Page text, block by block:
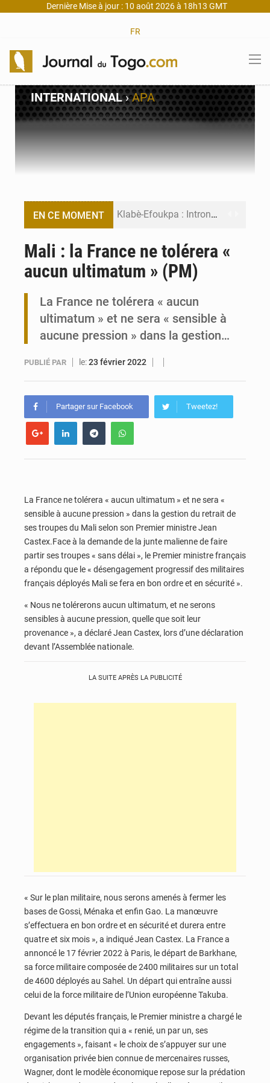
Dernière Mise à jour : 10 août 2026 à 18h13 GMT
FR
INTERNATIONAL›APA
EN CE MOMENT Klabè-Efoukpa : Intronisation du chef Oloukè Kossi Agbéko Okpokou V
Syrie : Explosion mortelle sur un minibus à Jaramana (Damas)
Mali : la France ne tolérera «
aucun ultimatum » (PM)
La France ne tolérera « aucun
ultimatum » et ne sera « sensible à
aucune pression » dans la gestion…
PUBLIÉ PAR le:23 février 2022
Partager sur Facebook Tweetez!
La France ne tolérera « aucun ultimatum » et ne sera «
sensible à aucune pression » dans la gestion du retrait de
ses troupes du Mali selon son Premier ministre Jean
Castex.Face à la demande de la junte malienne de faire
partir ses troupes « sans délai », le Premier ministre français
a répondu que le « désengagement progressif des militaires
français déployés Mali se fera en bon ordre et en sécurité ».
« Nous ne tolérerons aucun ultimatum, et ne serons
sensibles à aucune pression, quelle que soit leur
provenance », a déclaré Jean Castex, lors d’une déclaration
devant l’Assemblée nationale.
LA SUITE APRÈS LA PUBLICITÉ
« Sur le plan militaire, nous serons amenés à fermer les
bases de Gossi, Ménaka et enfin Gao. La manœuvre
s’effectuera en bon ordre et en sécurité et durera entre
quatre et six mois », a indiqué Jean Castex. La France a
annoncé le 17 février 2022 à Paris, le départ de Barkhane,
sa force militaire composée de 2400 militaires sur un total
de 4600 déployés au Sahel. Un départ qui entraîne aussi
celui de la force militaire de l’Union européenne Takuba.
Devant les députés français, le Premier ministre a chargé le
régime de la transition qui a « renié, un par un, ses
engagements », faisant « le choix de s’appuyer sur une
organisation privée bien connue de mercenaires russes,
Wagner, dont le modèle économique repose sur la prédation